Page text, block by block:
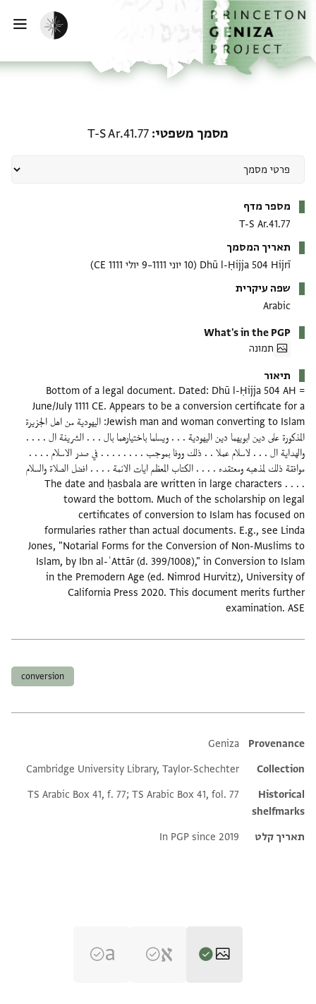
לתוכןהבית
הפעלת מצב כהה
מסמך משפטי T-S Ar.41.77
מספר מדף
T-S Ar.41.77
תאריך המסמך
Dhū l-Ḥijja 504 Hijrī (10 יוני 1111–9 יולי 1111 CE)
שפה עיקרית
Arabic
What's in the PGP
תמונה
תיאור
Bottom of a legal document. Dated: Dhū l-Ḥijja 504 AH =
June/July 1111 CE. Appears to be a conversion certificate for a
Jewish man and woman converting to Islam: اليهودية من اهل الجزيرة
المذكورة على دين ابويهما دين اليهودية . . . ويسلما باختيارهما بال . . . الشريفة ال . . . .
والهداية ال . . . لاسلام عملا . . ذلك ووفا بموجب . . . . . . . . في صدر الاسلام . . . .
موافقة ذلك لمذهبه ومعتقده . . . . الكتاب المعظم ايات الائمة . . . . افضل الصلاة والسلام
. . . . The date and ḥasbala are written in large characters
toward the bottom. Much of the scholarship on legal
certificates of conversion to Islam has focused on
formularies rather than actual documents. E.g., see Linda
Jones, "Notarial Forms for the Conversion of Non-Muslims to
Islam, by Ibn al-ʿAttār (d. 399/1008)," in Conversion to Islam
in the Premodern Age (ed. Nimrod Hurvitz), University of
California Press 2020. This document merits further
examination. ASE
conversion
Additional metadata
Provenance
Geniza
Collection
Cambridge University Library, Taylor-Schechter
Historical
shelfmarks
TS Arabic Box 41, f. 77; TS Arabic Box 41, fol. 77
תאריך קלט In PGP since 2019